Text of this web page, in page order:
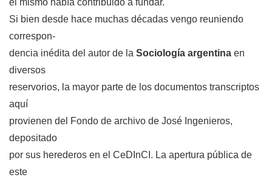
él mismo había contribuido a fundar.
Si bien desde hace muchas décadas vengo reuniendo
correspon-
dencia inédita del autor de la Sociología argentina en
diversos
reservorios, la mayor parte de los documentos transcriptos
aquí
provienen del Fondo de archivo de José Ingenieros,
depositado
por sus herederos en el CeDInCI. La apertura pública de
este